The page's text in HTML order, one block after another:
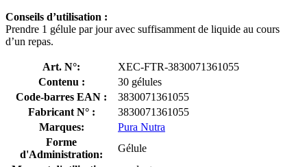
Conseils d’utilisation :
Prendre 1 gélule par jour avec suffisamment de liquide au cours
d’un repas.
Art. N°:
XEC-FTR-3830071361055
Contenu :
30 gélules
Code-barres EAN :
3830071361055
Fabricant N° :
3830071361055
Marques:
Pura Nutra
Forme
d'Administration:
Gélule